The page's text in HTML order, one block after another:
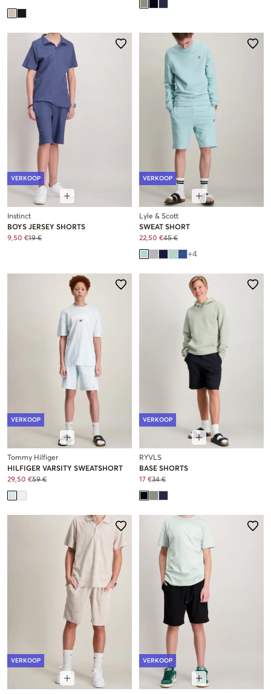
VERKOOP
Instinct
BOYS JERSEY SHORTS
9,50 €19 €
VERKOOP
Lyle & Scott
SWEAT SHORT
22,50 €45 €
+4
VERKOOP
Tommy Hilfiger
HILFIGER VARSITY SWEATSHORT
29,50 €59 €
VERKOOP
RYVLS
BASE SHORTS
17 €34 €
VERKOOP VERKOOP